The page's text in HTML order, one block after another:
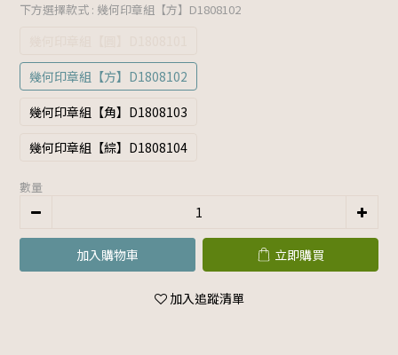
下方選擇款式 : 幾何印章組【方】D1808102
幾何印章組【方】D1808102
幾何印章組【角】D1808103
幾何印章組【綜】D1808104
數量
加入購物車 立即購買
加入追蹤清單